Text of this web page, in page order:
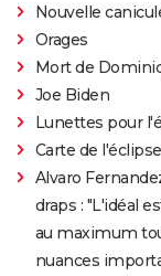
Nouvelle
Orages
Mort de
Joe Biden
Lunettes pour
Carte de
Alvaro
draps : "L'idéal
au maximum
nuances